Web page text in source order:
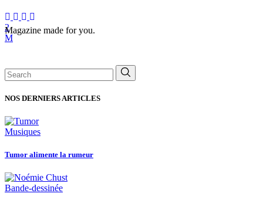
Magazine made for you.
Search
for:
NOS DERNIERS ARTICLES
Musiques
Tumor alimente la rumeur
Bande-dessinée